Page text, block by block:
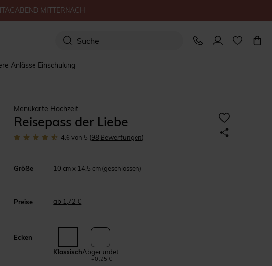
Anlässe Einschulung
Menükarte Hochzeit
Reisepass der Liebe
4.6 von 5 (98 Bewertungen)
Größe 10 cm x 14,5 cm (geschlossen)
Preise ab 1,72 €
Ecken
KlassischAbgerundet
+0,25 €
MITTERNACH